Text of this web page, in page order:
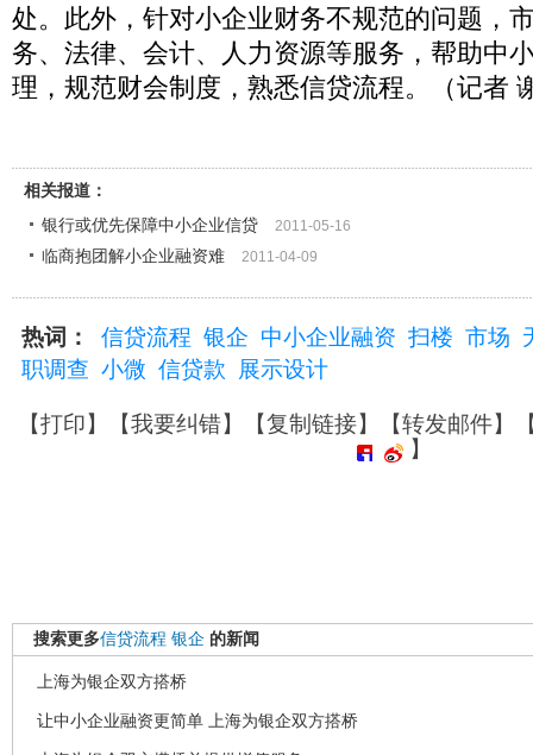
处。此外，针对小企业财务不规范的问题，
务、法律、会计、人力资源等服务，帮助中
理，规范财会制度，熟悉信贷流程。（记者
相关报道：
银行或优先保障中小企业信贷
2011-05-16
临商抱团解小企业融资难 2011-04-09
热词： 信贷流程 银企 中小企业融资 扫楼 市场
职调查 小微 信贷款 展示设计
【打印】【我要纠错】【复制链接】【转发邮件】
】
搜索更多信贷流程 银企 的新闻
上海为银企双方搭桥
让中小企业融资更简单 上海为银企双方搭桥